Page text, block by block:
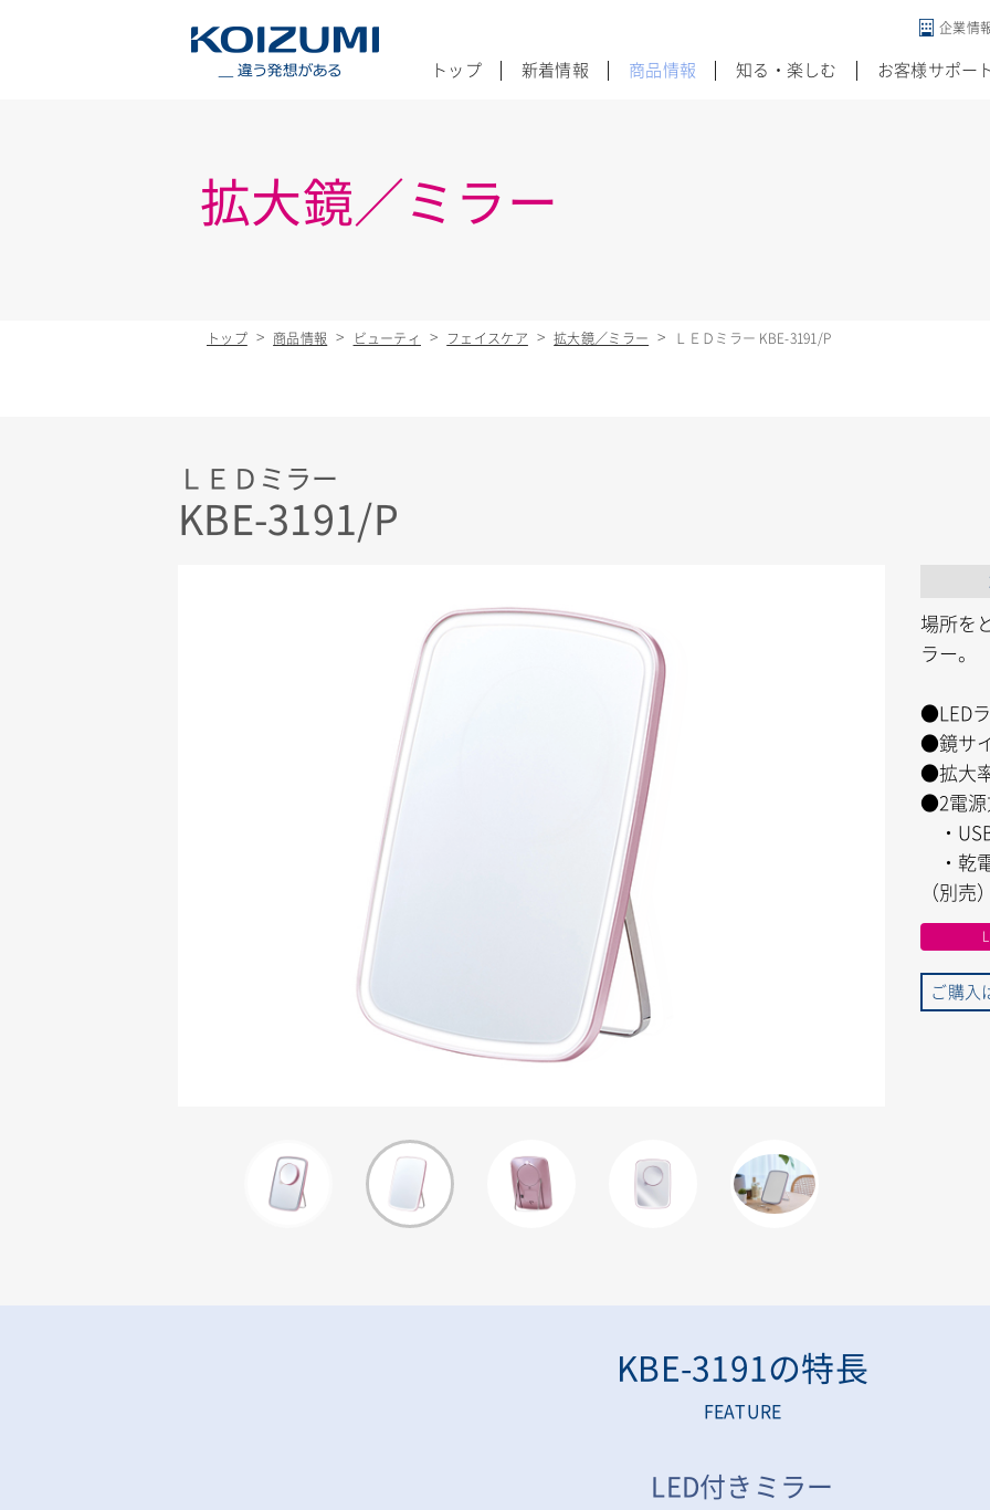
トップ 新着情報 商品情報 知る・楽しむ お客様サポー
企業情
拡大鏡／ミラー
トップ 商品情報 ビューティ フェイスケア 拡大鏡／ミラー ＬＥＤミラー KBE-3191/P
ＬＥＤミラー
KBE-3191/P
場所を
ラー。
●LED
●鏡サ
●拡大
●2電源
・
・乾
（別売）
ご購入
KBE-3191の特長
FEATURE
LED付きミラー